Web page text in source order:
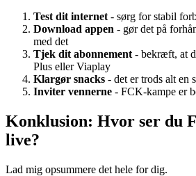
Test dit internet - sørg for stabil
Download appen - gør det på
med det
Tjek dit abonnement - bekræft, at
Plus eller Viaplay
Klargør snacks - det er trods alt en
Inviter vennerne - FCK-kampe er
Konklusion: Hvor ser du
live?
Lad mig opsummere det hele for dig.